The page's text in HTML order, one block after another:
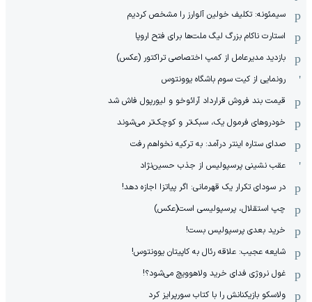
سیمئونه: تکلیف خولین آلوارز را مشخص کردیم
استارت ناکام بزرگ لیگ ملت‌ها برای فتح اروپا
بازدید مدیرعامل از کمپ اختصاصی تراکتور (عکس)
رونمایی از کیت سوم باشگاه یوونتوس
قیمت بند فروش قرارداد آرائوخو و لیورپول فاش شد
خودروهای فرمول یک، سبک‌تر و کوچک‌تر می‌شوند
صدای ستاره اینتر درآمد: به ترکیه نخواهم رفت
عقب نشینی پرسپولیس از جذب حسین‌نژاد
در سودای تکرار یک قهرمانی: اگر پیاتزا اجازه دهد!
چپ استقلال، پرسپولیسی است(عکس)
خرید بعدی پرسپولیس بست!
شایعه عجیب: علاقه رئال به کاپیتان یوونتوس!
غول نروژی فدای خرید ولاهوویچ می‌شود؟!
ولاسکو بازیکنانش را با کتاب سورپرایز کرد